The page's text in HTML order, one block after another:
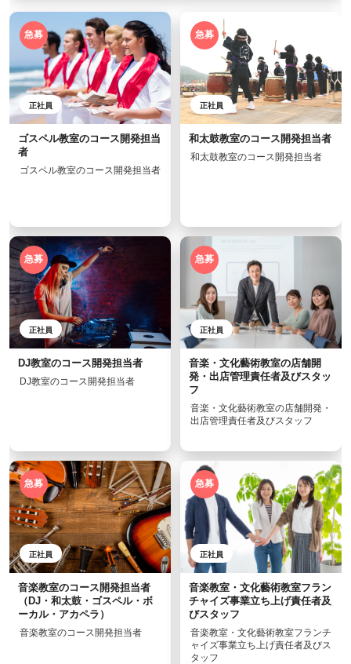
急募
正社員
ゴスペル教室のコース開発担当
者
ゴスペル教室のコース開発担当者
急募
正社員
和太鼓教室のコース開発担当者
和太鼓教室のコース開発担当者
急募
正社員
DJ教室のコース開発担当者
DJ教室のコース開発担当者
急募
正社員
音楽・文化藝術教室の店舗開
発・出店管理責任者及びスタッ
フ
音楽・文化藝術教室の店舗開発・
出店管理責任者及びスタッフ
急募
正社員
音楽教室のコース開発担当者
（DJ・和太鼓・ゴスペル・ボ
ーカル・アカペラ）
音楽教室のコース開発担当者
急募
正社員
音楽教室・文化藝術教室フラン
チャイズ事業立ち上げ責任者及
びスタッフ
音楽教室・文化藝術教室フランチ
ャイズ事業立ち上げ責任者及びス
タッフ